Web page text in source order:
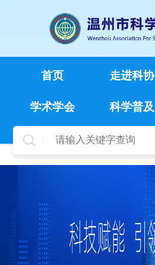
首页 走进科协
学术学会 科学普及